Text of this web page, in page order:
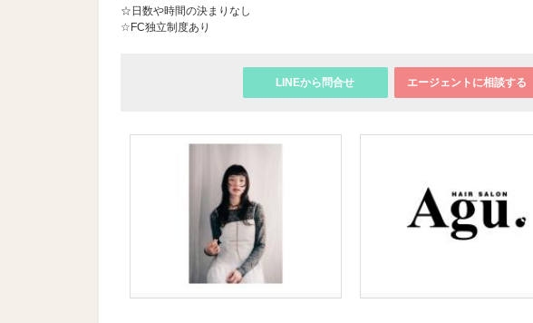
☆日数や時間の決まりなし
☆FC独立制度あり
LINEから問合せ エージェントに相談する